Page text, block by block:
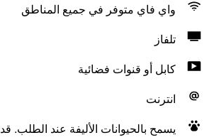
واي فاي متوفر في جميع المناطق
تلفاز
كابل أو قنوات فضائية
انترنت
يسمح بالحيوانات الأليفة عند الطلب.